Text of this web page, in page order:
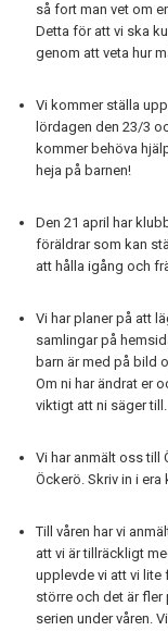
så fort man vet om
Detta för att vi ska
genom att veta hur
Vi kommer ställa
lördagen den 23/3
kommer behöva
heja på barnen!
Den 21 april har
föräldrar som kan
att hålla igång och
Vi har planer på att
samlingar på
barn är med på bild
Om ni har ändrat er
viktigt att ni säger till.
Vi har anmält oss till
Öckerö. Skriv in i era
Till våren har vi
att vi är tillräckligt
upplevde vi att vi lite
större och det är fler
serien under våren.